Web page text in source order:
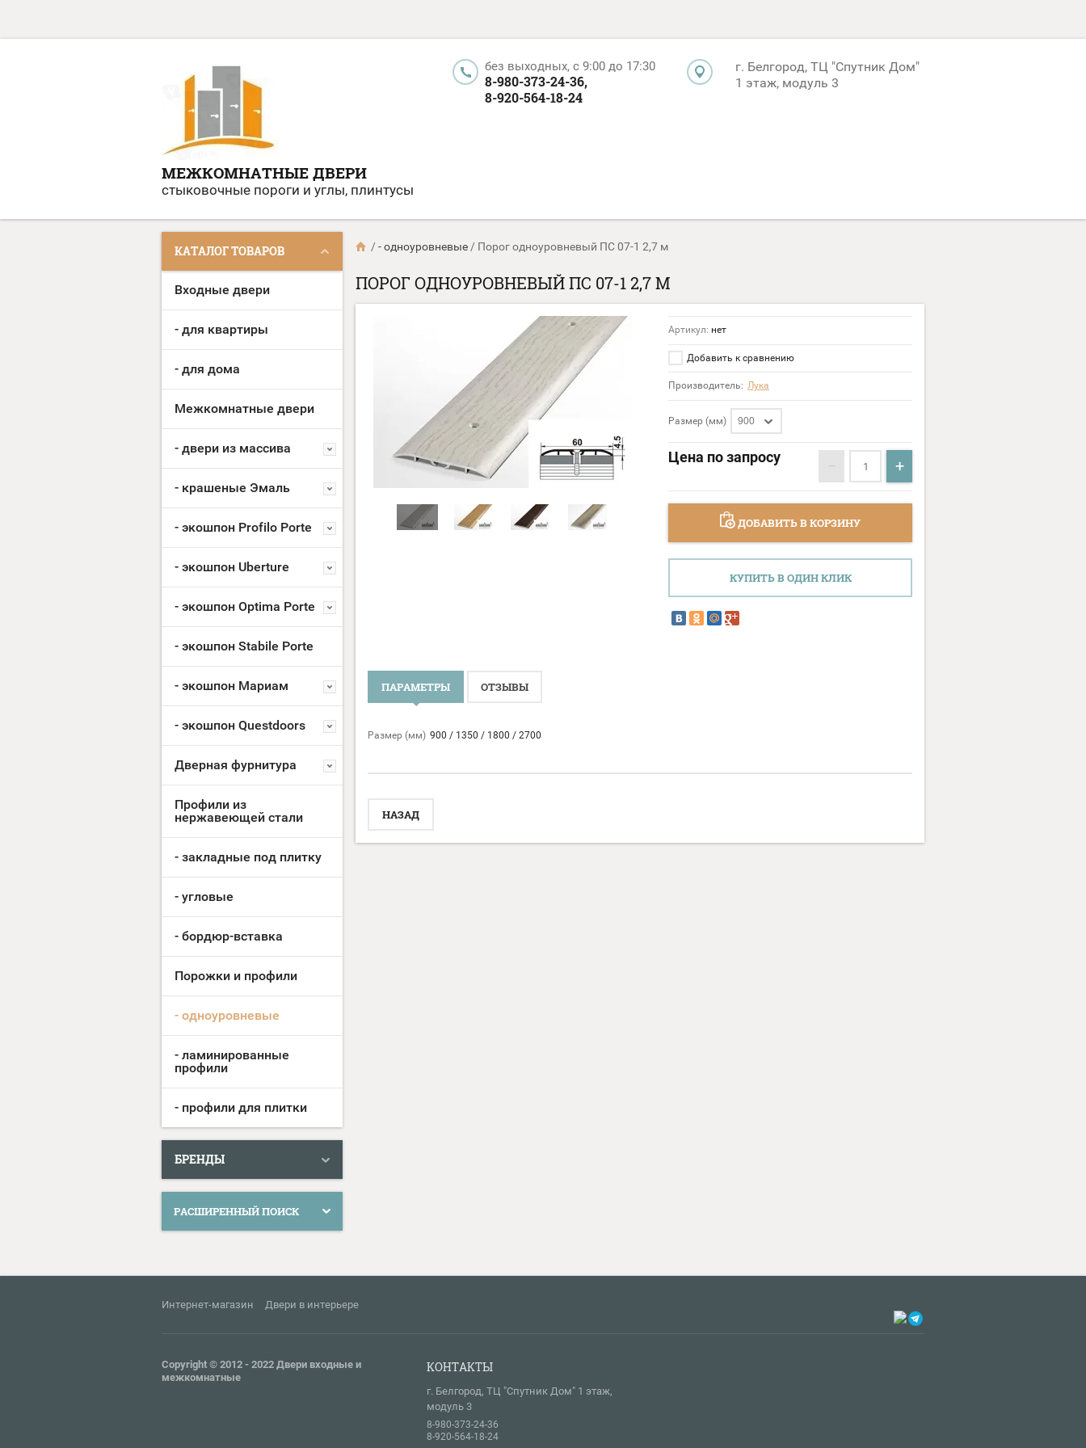
МЕЖКОМНАТНЫЕ ДВЕРИ
стыковочные пороги и углы, плинтусы
без выходных, c 9:00 до 17:30
8-980-373-24-36,
8-920-564-18-24
г. Белгород, ТЦ "Спутник Дом"
1 этаж, модуль 3
КАТАЛОГ ТОВАРОВ
Входные двери
- для квартиры
- для дома
Межкомнатные двери
- двери из массива
- крашеные Эмаль
- экошпон Profilo Porte
- экошпон Uberture
- экошпон Optima Porte
- экошпон Stabile Porte
- экошпон Мариам
- экошпон Questdoors
Дверная фурнитура
Профили из
нержавеющей стали
- закладные под плитку
- угловые
- бордюр-вставка
Порожки и профили
- одноуровневые
- ламинированные
профили
- профили для плитки
БРЕНДЫ
РАСШИРЕННЫЙ ПОИСК
/ - одноуровневые / Порог одноуровневый ПС 07-1 2,7 м
ПОРОГ ОДНОУРОВНЕВЫЙ ПС 07-1 2,7 М
Артикул: нет
Добавить к сравнению
Производитель: Лука
Размер (мм) 900
Цена по запросу − +
ДОБАВИТЬ В КОРЗИНУ
КУПИТЬ В ОДИН КЛИК
ПАРАМЕТРЫ ОТЗЫВЫ
Размер (мм) 900 / 1350 / 1800 / 2700
НАЗАД
Интернет-магазин Двери в интерьере
Copyright © 2012 - 2022 Двери входные и
межкомнатные
КОНТАКТЫ
г. Белгород, ТЦ "Спутник Дом" 1 этаж,
модуль 3
8-980-373-24-36
8-920-564-18-24